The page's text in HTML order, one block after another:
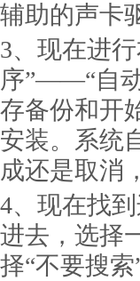
辅助的声卡
3、现在进
序”——“自
存备份和开
安装。系统
成还是取消
4、现在找
进去，选择
择“不要搜